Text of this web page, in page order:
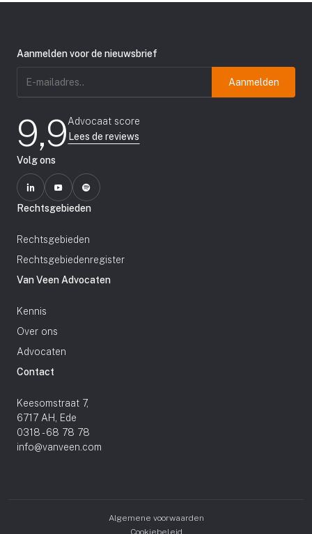
Aanmelden voor de nieuwsbrief
9,9Advocaat score
Lees de reviews
Volg ons
Rechtsgebieden
Rechtsgebieden
Rechtsgebiedenregister
Van Veen Advocaten
Kennis
Over ons
Advocaten
Contact
Keesomstraat 7,
6717 AH, Ede
0318 - 68 78 78
info@vanveen.com
Algemene voorwaarden
Cookiebeleid